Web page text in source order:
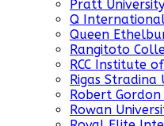
Pratt University
Q
Queen
Rangitoto
RCC Institute
Rigas Stradina
Robert Gordon
Rowan